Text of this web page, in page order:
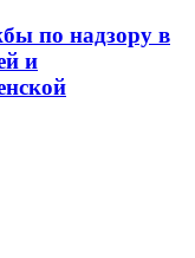
по надзору в
и